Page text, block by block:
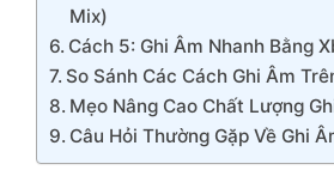
Mix)
Cách 5: Ghi Âm Nhanh Bằng
So Sánh Các Cách Ghi Âm
Mẹo Nâng Cao Chất Lượng
Câu Hỏi Thường Gặp Về Ghi